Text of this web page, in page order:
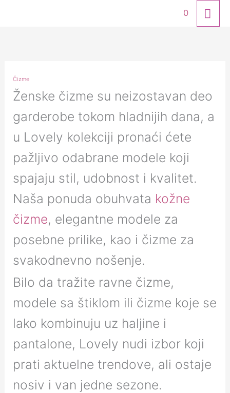
0
Čizme
Ženske čizme su neizostavan deo
garderobe tokom hladnijih dana, a
u Lovely kolekciji pronaći ćete
pažljivo odabrane modele koji
spajaju stil, udobnost i kvalitet.
Naša ponuda obuhvata kožne
čizme, elegantne modele za
posebne prilike, kao i čizme za
svakodnevno nošenje.
Bilo da tražite ravne čizme,
modele sa štiklom ili čizme koje se
lako kombinuju uz haljine i
pantalone, Lovely nudi izbor koji
prati aktuelne trendove, ali ostaje
nosiv i van jedne sezone.